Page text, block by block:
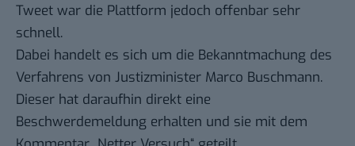
Tweet war die Plattform jedoch offenbar sehr
schnell.
Dabei handelt es sich um die Bekanntmachung des
Verfahrens von Justizminister Marco Buschmann.
Dieser hat daraufhin direkt eine
Beschwerdemeldung erhalten und sie mit dem